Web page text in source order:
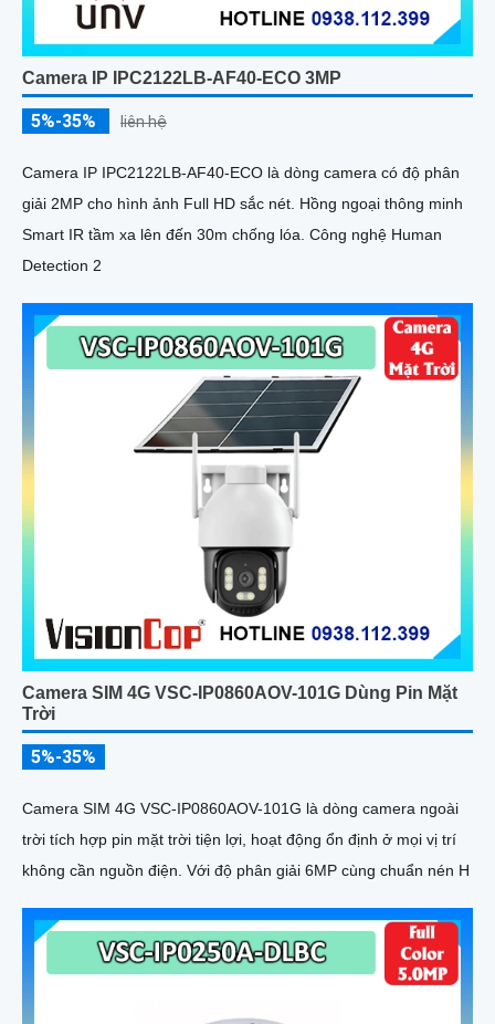
Camera IP IPC2122LB-AF40-ECO 3MP
5%-35% liên hệ
Camera IP IPC2122LB-AF40-ECO là dòng camera có độ phân
giải 2MP cho hình ảnh Full HD sắc nét. Hồng ngoại thông minh
Smart IR tầm xa lên đến 30m chống lóa. Công nghệ Human
Detection 2
Camera SIM 4G VSC-IP0860AOV-101G Dùng Pin Mặt
Trời
5%-35%
Camera SIM 4G VSC-IP0860AOV-101G là dòng camera ngoài
trời tích hợp pin mặt trời tiện lợi, hoạt động ổn định ở mọi vị trí
không cần nguồn điện. Với độ phân giải 6MP cùng chuẩn nén H